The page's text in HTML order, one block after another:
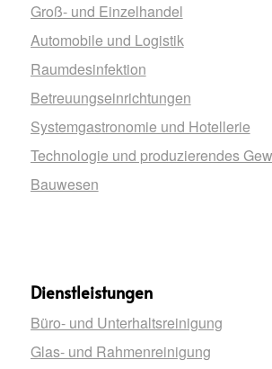
Groß- und Einzelhandel
Automobile und Logistik
Raumdesinfektion
Betreuungseinrichtungen
Systemgastronomie und Hotellerie
Technologie und produzierendes
Bauwesen
Dienstleistungen
Büro- und Unterhaltsreinigung
Glas- und Rahmenreinigung